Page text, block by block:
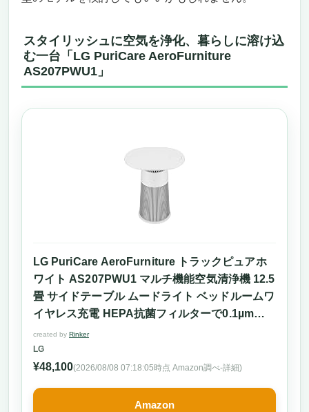
スタイリッシュに空気を浄化、暮らしに溶け込
む一台「LG PuriCare AeroFurniture
AS207PWU1」
LG PuriCare AeroFurniture トラックピュアホ
ワイト AS207PWU1 マルチ機能空気清浄機 12.5
畳 サイドテーブル ムードライト ベッドルームワ
イヤレス充電 HEPA抗菌フィルターで0.1µmの微
細粒子99.9%除去、脱臭フィルターでニオイを除
去
created by Rinker
LG
¥48,100(2026/08/08 07:18:05時点 Amazon調べ-詳細)
Amazon